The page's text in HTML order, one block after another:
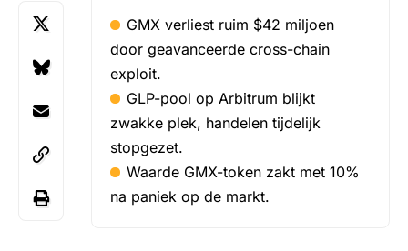
GMX verliest ruim $42 miljoen
door geavanceerde cross-chain
exploit.
GLP-pool op Arbitrum blijkt
zwakke plek, handelen tijdelijk
stopgezet.
Waarde GMX-token zakt met 10%
na paniek op de markt.